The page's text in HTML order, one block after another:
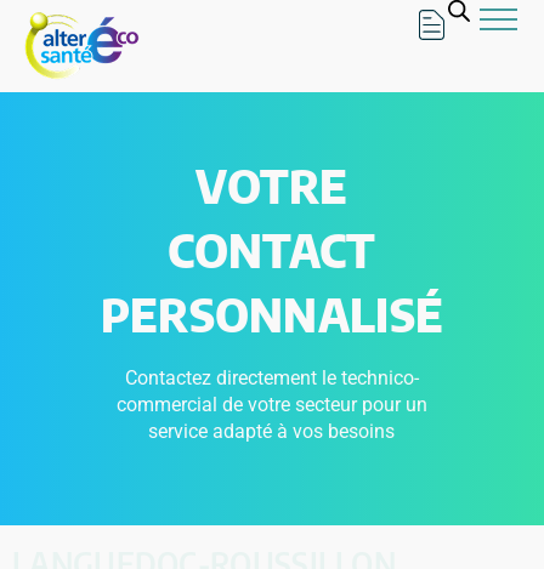
VOTRE
CONTACT
PERSONNALISÉ
Contactez directement le technico-
commercial de votre secteur pour un
service adapté à vos besoins